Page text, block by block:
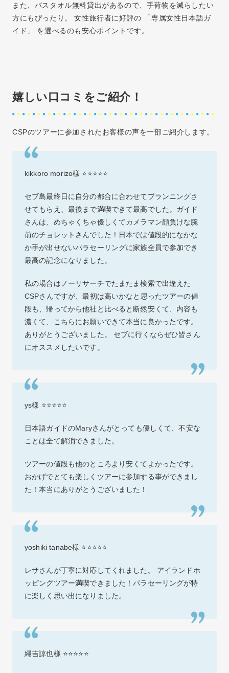
また、バスタオル無料貸出があるので、手荷物を減らしたい
方にもぴったり。 女性旅行者に好評の 「専属女性日本語ガ
イド」 を選べるのも安心ポイントです。
嬉しい口コミをご紹介！
CSPのツアーに参加されたお客様の声を一部ご紹介します。
kikkoro morizo様 ⭐⭐⭐⭐⭐
セブ島最終日に自分の都合に合わせてプランニングさ
せてもらえ、最後まで満喫できて最高でした。ガイド
さんは、めちゃくちゃ優しくてカメラマン顔負けな腕
前のチョレットさんでした！日本では値段的になかな
か手が出せないパラセーリングに家族全員で参加でき
最高の記念になりました。
私の場合はノーリサーチでたまたま検索で出逢えた
CSPさんですが、最初は高いかなと思ったツアーの値
段も、帰ってから他社と比べると断然安くて、内容も
濃くて、こちらにお願いできて本当に良かったです。
ありがとうございました。 セブに行くならぜひ皆さん
にオススメしたいです。
ys様 ⭐⭐⭐⭐⭐
日本語ガイドのMaryさんがとっても優しくて、不安な
ことは全て解消できました。
ツアーの値段も他のところより安くてよかったです。
おかげでとても楽しくツアーに参加する事ができまし
た！本当にありがとうございました！
yoshiki tanabe様 ⭐⭐⭐⭐⭐
レサさんが丁寧に対応してくれました。 アイランドホ
ッピングツアー満喫できました！パラセーリングが特
に楽しく思い出になりました。
縄吉諒也様 ⭐⭐⭐⭐⭐